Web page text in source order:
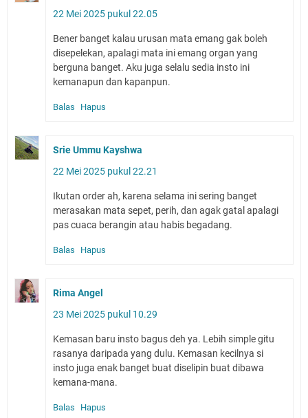
22 Mei 2025 pukul 22.05
Bener banget kalau urusan mata emang gak boleh
disepelekan, apalagi mata ini emang organ yang
berguna banget. Aku juga selalu sedia insto ini
kemanapun dan kapanpun.
Balas Hapus
Srie Ummu Kayshwa
22 Mei 2025 pukul 22.21
Ikutan order ah, karena selama ini sering banget
merasakan mata sepet, perih, dan agak gatal apalagi
pas cuaca berangin atau habis begadang.
Balas Hapus
Rima Angel
23 Mei 2025 pukul 10.29
Kemasan baru insto bagus deh ya. Lebih simple gitu
rasanya daripada yang dulu. Kemasan kecilnya si
insto juga enak banget buat diselipin buat dibawa
kemana-mana.
Balas Hapus